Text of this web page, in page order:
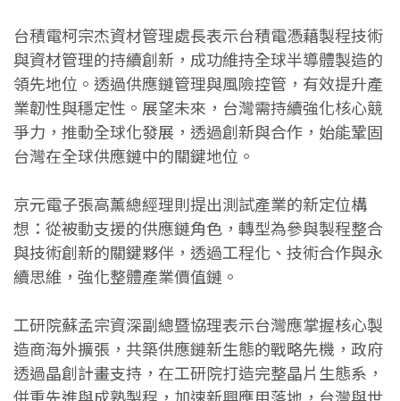
台積電柯宗杰資材管理處長表示台積電憑藉製程技術
與資材管理的持續創新，成功維持全球半導體製造的
領先地位。透過供應鏈管理與風險控管，有效提升產
業韌性與穩定性。展望未來，台灣需持續強化核心競
爭力，推動全球化發展，透過創新與合作，始能鞏固
台灣在全球供應鏈中的關鍵地位。
京元電子張高薰總經理則提出測試產業的新定位構
想：從被動支援的供應鏈角色，轉型為參與製程整合
與技術創新的關鍵夥伴，透過工程化、技術合作與永
續思維，強化整體產業價值鏈。
工研院蘇孟宗資深副總暨協理表示台灣應掌握核心製
造商海外擴張，共築供應鏈新生態的戰略先機，政府
透過晶創計畫支持，在工研院打造完整晶片生態系，